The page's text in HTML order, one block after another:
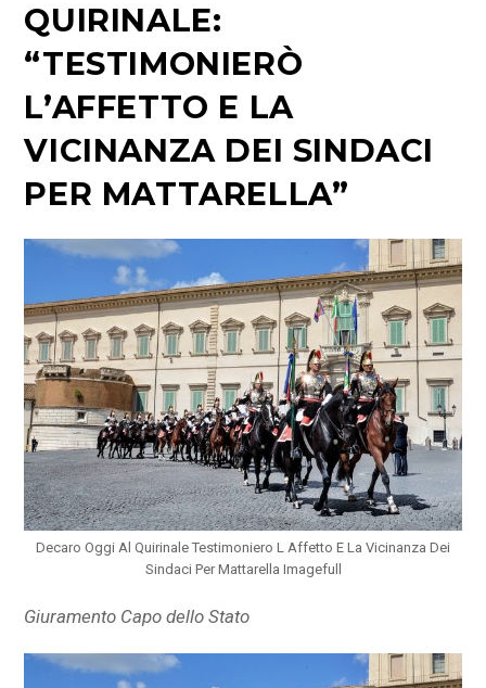
QUIRINALE:
“TESTIMONIERÒ
L’AFFETTO E LA
VICINANZA DEI SINDACI
PER MATTARELLA”
Decaro Oggi Al Quirinale Testimoniero L Affetto E La Vicinanza Dei
Sindaci Per Mattarella Imagefull
Giuramento Capo dello Stato